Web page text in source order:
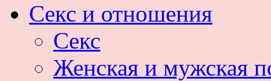
Секс и отношения
Секс
Женская и мужская